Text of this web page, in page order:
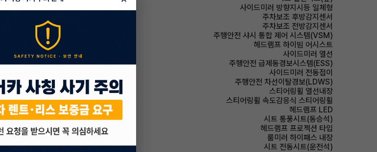
사이드미러 방향지시등 일체형
주차보조 후방감지센서
주차보조 전방감지센서
주행안전 샤시 통합 제어 시스템(VSM)
헤드램프 하이빔 어시스트
사이드미러 열선
주행안전 급제동경보시스템(ESS)
사이드미러 전동접이
주행안전 차선이탈경보(LDWS)
스티어링휠 열선내장
스티어링휠 속도감응식 스티어링휠
헤드램프 LED
시트 통풍시트(동승석)
헤드램프 프로젝션 타입
룸미러 하이패스 내장
시트 전동시트(운전석)